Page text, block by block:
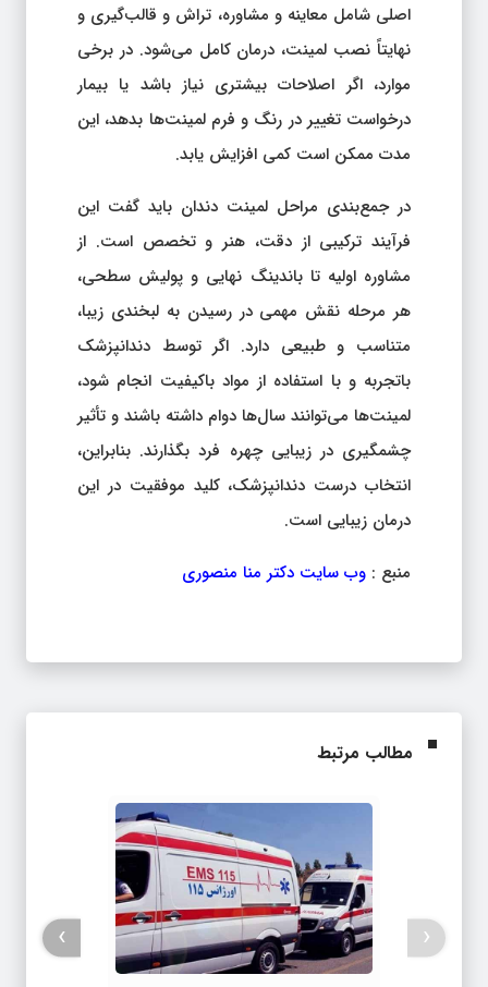
اصلی شامل معاینه و مشاوره، تراش و قالب‌گیری و
نهایتاً نصب لمینت، درمان کامل می‌شود. در برخی
موارد، اگر اصلاحات بیشتری نیاز باشد یا بیمار
درخواست تغییر در رنگ و فرم لمینت‌ها بدهد، این
مدت ممکن است کمی افزایش یابد.
در جمع‌بندی مراحل لمینت دندان باید گفت این
فرآیند ترکیبی از دقت، هنر و تخصص است. از
مشاوره اولیه تا باندینگ نهایی و پولیش سطحی،
هر مرحله نقش مهمی در رسیدن به لبخندی زیبا،
متناسب و طبیعی دارد. اگر توسط دندانپزشک
باتجربه و با استفاده از مواد باکیفیت انجام شود،
لمینت‌ها می‌توانند سال‌ها دوام داشته باشند و تأثیر
چشمگیری در زیبایی چهره فرد بگذارند. بنابراین،
انتخاب درست دندانپزشک، کلید موفقیت در این
درمان زیبایی است.
منبع : وب سایت دکتر منا منصوری
مطالب مرتبط
‹
›